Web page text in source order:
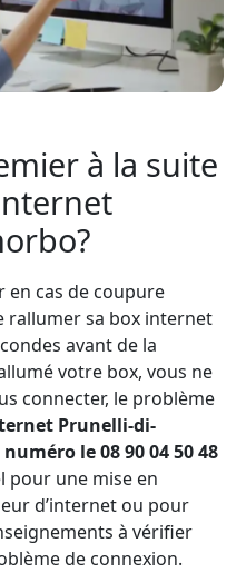
à la suite
en cas de coupure
rallumer sa box internet
avant de la
votre box, vous ne
connecter, le problème
Prunelli-di-
le 08 90 04 50 48
pour une mise en
d’internet ou pour
à vérifier
de connexion.